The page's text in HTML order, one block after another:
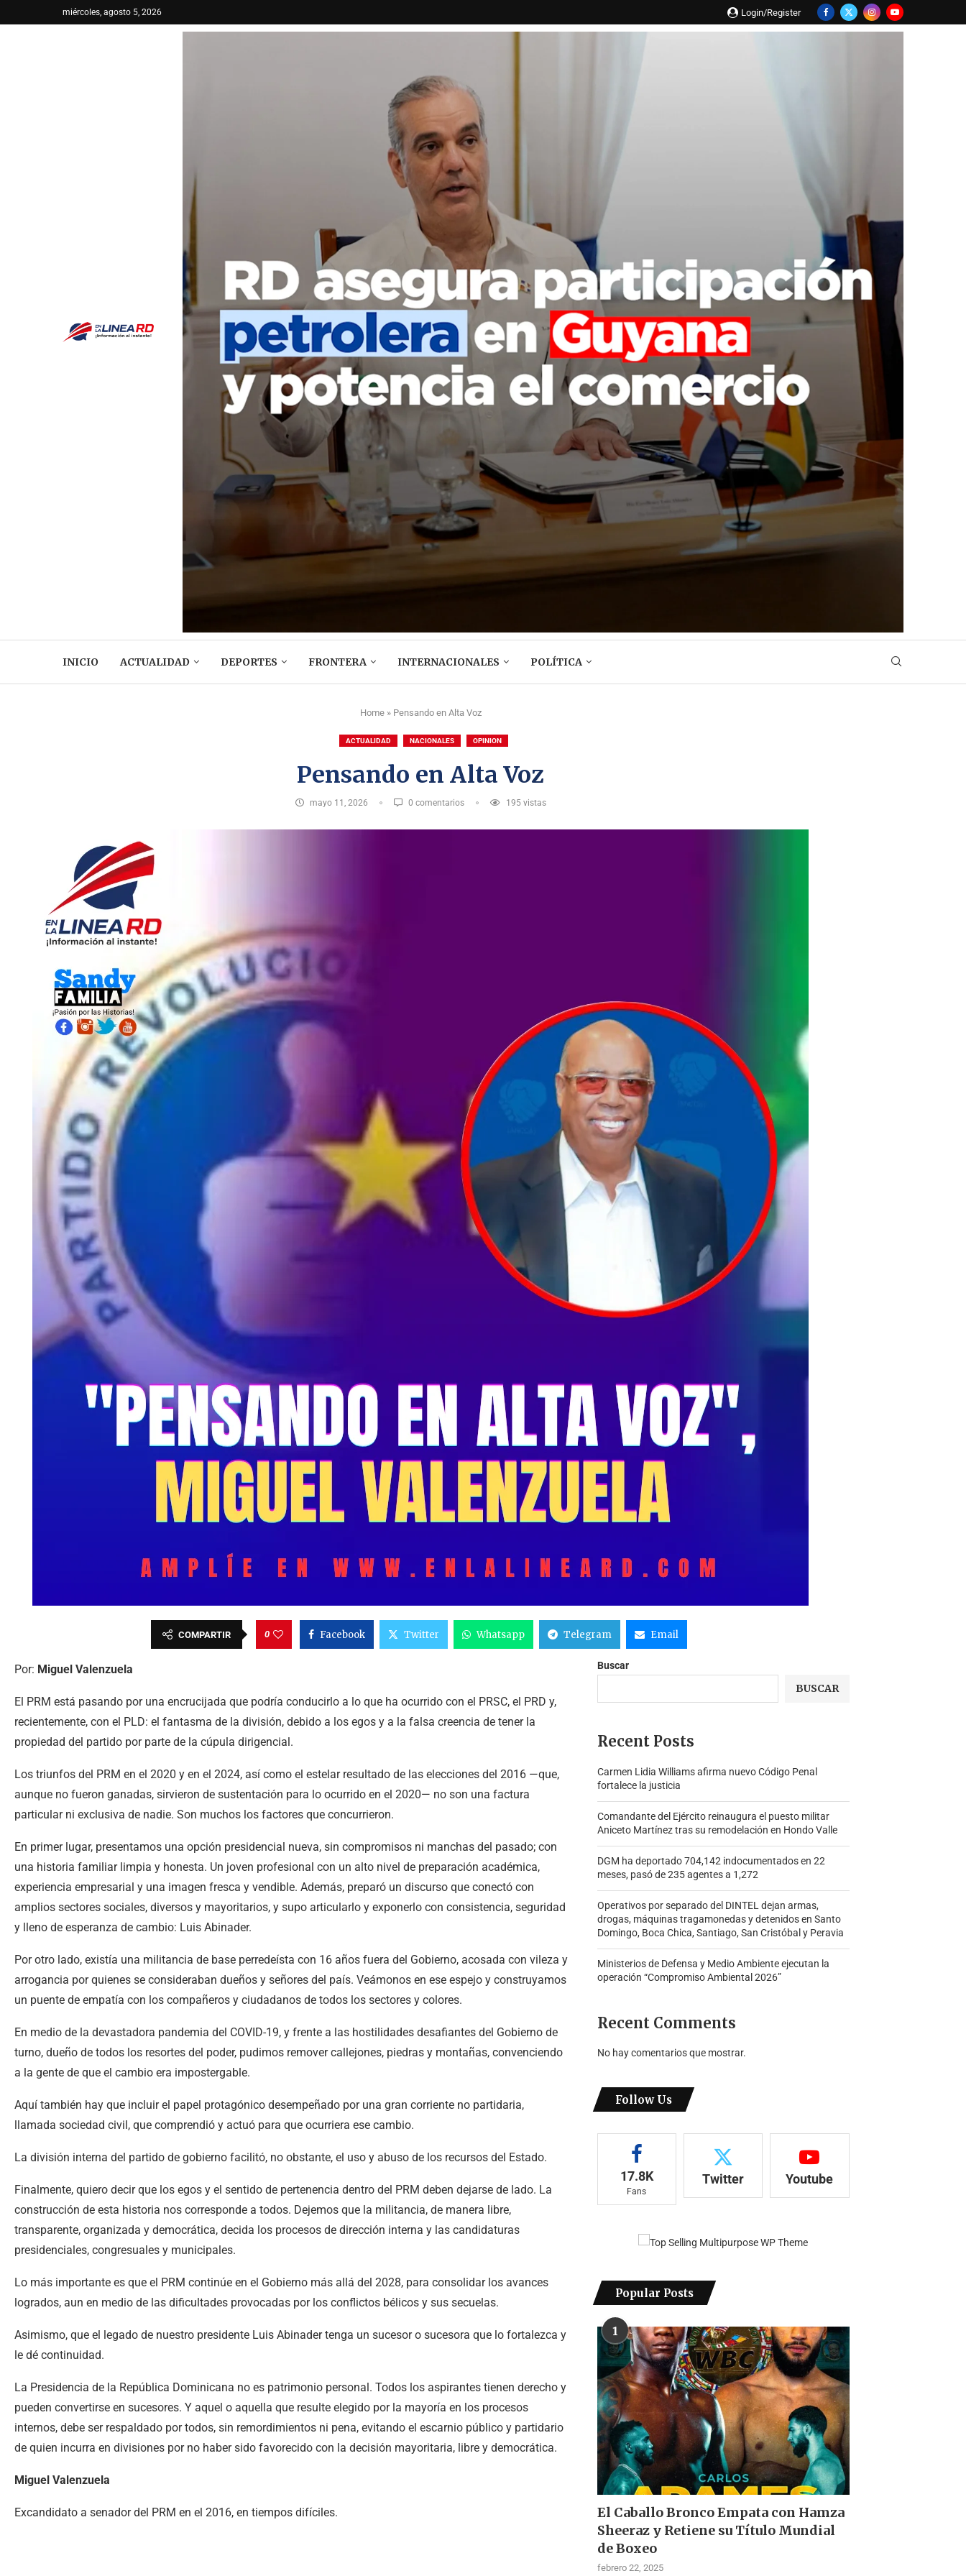
miércoles, agosto 5, 2026 Login/Register
INICIO ACTUALIDAD DEPORTES FRONTERA INTERNACIONALES POLÍTICA
Home» Pensando en Alta Voz
ACTUALIDAD NACIONALES OPINION
Pensando en Alta Voz
mayo 11, 2026 0 comentarios 195 vistas
COMPARTIR 0 Facebook Twitter Whatsapp Telegram Email
Por: Miguel Valenzuela
El PRM está pasando por una encrucijada que podría conducirlo a lo que ha ocurrido con el PRSC, el PRD y,
recientemente, con el PLD: el fantasma de la división, debido a los egos y a la falsa creencia de tener la
propiedad del partido por parte de la cúpula dirigencial.
Los triunfos del PRM en el 2020 y en el 2024, así como el estelar resultado de las elecciones del 2016 —que,
aunque no fueron ganadas, sirvieron de sustentación para lo ocurrido en el 2020— no son una factura
particular ni exclusiva de nadie. Son muchos los factores que concurrieron.
En primer lugar, presentamos una opción presidencial nueva, sin compromisos ni manchas del pasado; con
una historia familiar limpia y honesta. Un joven profesional con un alto nivel de preparación académica,
experiencia empresarial y una imagen fresca y vendible. Además, preparó un discurso que conectó con
amplios sectores sociales, diversos y mayoritarios, y supo articularlo y exponerlo con consistencia, seguridad
y lleno de esperanza de cambio: Luis Abinader.
Por otro lado, existía una militancia de base perredeísta con 16 años fuera del Gobierno, acosada con vileza y
arrogancia por quienes se consideraban dueños y señores del país. Veámonos en ese espejo y construyamos
un puente de empatía con los compañeros y ciudadanos de todos los sectores y colores.
En medio de la devastadora pandemia del COVID-19, y frente a las hostilidades desafiantes del Gobierno de
turno, dueño de todos los resortes del poder, pudimos remover callejones, piedras y montañas, convenciendo
a la gente de que el cambio era impostergable.
Aquí también hay que incluir el papel protagónico desempeñado por una gran corriente no partidaria,
llamada sociedad civil, que comprendió y actuó para que ocurriera ese cambio.
La división interna del partido de gobierno facilitó, no obstante, el uso y abuso de los recursos del Estado.
Finalmente, quiero decir que los egos y el sentido de pertenencia dentro del PRM deben dejarse de lado. La
construcción de esta historia nos corresponde a todos. Dejemos que la militancia, de manera libre,
transparente, organizada y democrática, decida los procesos de dirección interna y las candidaturas
presidenciales, congresuales y municipales.
Lo más importante es que el PRM continúe en el Gobierno más allá del 2028, para consolidar los avances
logrados, aun en medio de las dificultades provocadas por los conflictos bélicos y sus secuelas.
Asimismo, que el legado de nuestro presidente Luis Abinader tenga un sucesor o sucesora que lo fortalezca y
le dé continuidad.
La Presidencia de la República Dominicana no es patrimonio personal. Todos los aspirantes tienen derecho y
pueden convertirse en sucesores. Y aquel o aquella que resulte elegido por la mayoría en los procesos
internos, debe ser respaldado por todos, sin remordimientos ni pena, evitando el escarnio público y partidario
de quien incurra en divisiones por no haber sido favorecido con la decisión mayoritaria, libre y democrática.
Miguel Valenzuela
Excandidato a senador del PRM en el 2016, en tiempos difíciles.
Buscar
BUSCAR
Recent Posts
Carmen Lidia Williams afirma nuevo Código Penal
fortalece la justicia
Comandante del Ejército reinaugura el puesto militar
Aniceto Martínez tras su remodelación en Hondo Valle
DGM ha deportado 704,142 indocumentados en 22
meses, pasó de 235 agentes a 1,272
Operativos por separado del DINTEL dejan armas,
drogas, máquinas tragamonedas y detenidos en Santo
Domingo, Boca Chica, Santiago, San Cristóbal y Peravia
Ministerios de Defensa y Medio Ambiente ejecutan la
operación “Compromiso Ambiental 2026”
Recent Comments
No hay comentarios que mostrar.
Follow Us
17.8K
Fans
Twitter Youtube
Popular Posts
1
El Caballo Bronco Empata con Hamza
Sheeraz y Retiene su Título Mundial
de Boxeo
febrero 22, 2025